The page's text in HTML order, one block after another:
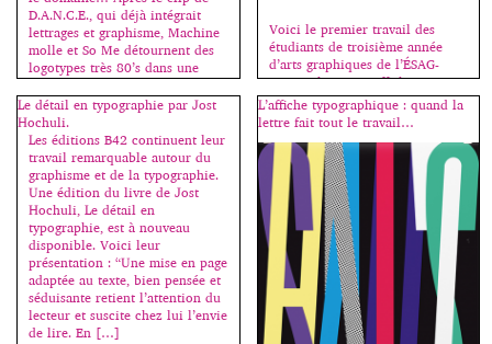
D.A.N.C.E., qui déjà intégrait
lettrages et graphisme, Machine
molle et So Me détournent des
logotypes très 80’s dans une
ambiance ultra sophistiquée.
Voici le premier travail des
étudiants de troisième année
d’arts graphiques de l’ÉSAG-
Penninghen, une affiche-
specimen, à la fois présentation
fonctionnelle, esthétique et
caractère de l’histoire
typographique. Cliquez sur une
image pour démarrer le
diaporama. Merci à Jeff Blunden
qui m’assiste pour ce cours.
Le détail en typographie par Jost
Hochuli.
Les éditions B42 continuent leur
travail remarquable autour du
graphisme et de la typographie.
Une édition du livre de Jost
Hochuli, Le détail en
typographie, est à nouveau
disponible. Voici leur
présentation : “Une mise en page
adaptée au texte, bien pensée et
séduisante retient l’attention du
lecteur et suscite chez lui l’envie
de lire. En […]
L’affiche typographique : quand la
lettre fait tout le travail…